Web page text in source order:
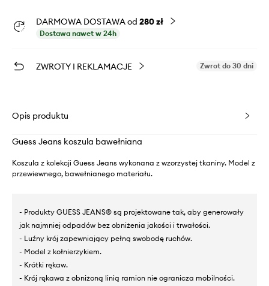
DARMOWA DOSTAWA od 280 zł
Dostawa nawet w 24h
ZWROTY I REKLAMACJE Zwrot do 30 dni
Opis produktu
Guess Jeans koszula bawełniana
Koszula z kolekcji Guess Jeans wykonana z wzorzystej tkaniny. Model z
przewiewnego, bawełnianego materiału.
- Produkty GUESS JEANS® są projektowane tak, aby generowały
jak najmniej odpadów bez obniżenia jakości i trwałości.
- Luźny krój zapewniający pełną swobodę ruchów.
- Model z kołnierzykiem.
- Krótki rękaw.
- Krój rękawa z obniżoną linią ramion nie ogranicza mobilności.